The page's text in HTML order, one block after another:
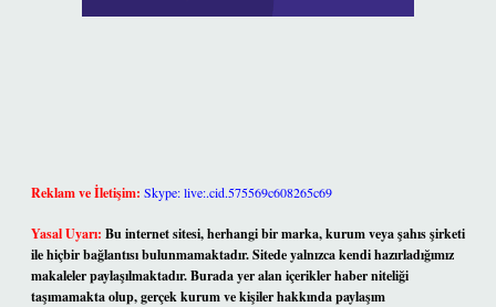
Reklam ve İletişim: Skype: live:.cid.575569c608265c69
Yasal Uyarı: Bu internet sitesi, herhangi bir marka, kurum veya şahıs şirketi
ile hiçbir bağlantısı bulunmamaktadır. Sitede yalnızca kendi hazırladığımız
makaleler paylaşılmaktadır. Burada yer alan içerikler haber niteliği
taşımamakta olup, gerçek kurum ve kişiler hakkında paylaşım